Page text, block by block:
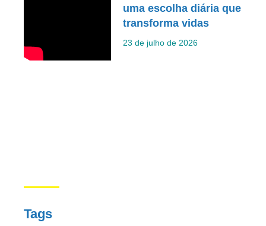
uma escolha diária que
transforma vidas
23 de julho de 2026
Tags